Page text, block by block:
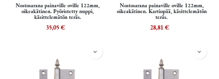
Nostosarana painaville oville 122mm,
oikeakätinen. Pyöristetty nuppi,
käsittelemätön teräs.
35,05€
Nostosarana painaville oville 122mm,
oikeakätinen. Kartiopää, käsittelemätön
teräs.
28,81€